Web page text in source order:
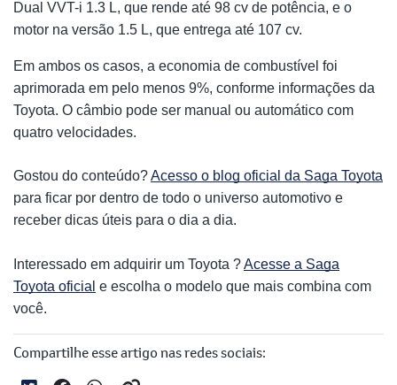
Dual VVT-i 1.3 L, que rende até 98 cv de potência, e o
motor na versão 1.5 L, que entrega até 107 cv.
Em ambos os casos, a economia de combustível foi
aprimorada em pelo menos 9%, conforme informações da
Toyota. O câmbio pode ser manual ou automático com
quatro velocidades.
Gostou do conteúdo?Acesso o blog oficial da Saga Toyota
para ficar por dentro de todo o universo automotivo e
receber dicas úteis para o dia a dia.
Interessado em adquirir um Toyota ?Acesse a Saga
Toyota oficial e escolha o modelo que mais combina com
você.
Compartilhe esse artigo nas redes sociais: